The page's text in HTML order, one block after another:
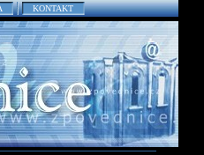
KONTAKT